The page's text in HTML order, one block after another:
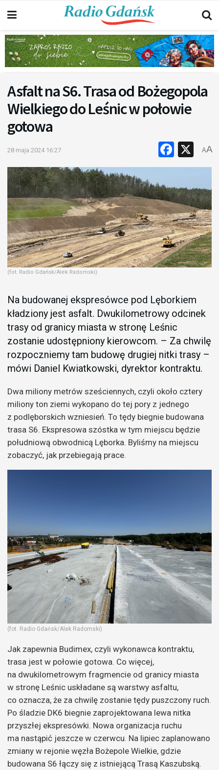
Asfalt na S6. Trasa od Bożegopola
Wielkiego do Leśnic w połowie
gotowa
28 maja 2024 16:27 X
AA
(fot. Radio Gdańsk/Alek Radomski)
Na budowanej ekspresówce pod Lęborkiem
kładziony jest asfalt. Dwukilometrowy odcinek
trasy od granicy miasta w stronę Leśnic
zostanie udostępniony kierowcom. – Za chwilę
rozpoczniemy tam budowę drugiej nitki trasy –
mówi Daniel Kwiatkowski, dyrektor kontraktu.
Dwa miliony metrów sześciennych, czyli około cztery
miliony ton ziemi wykopano do tej pory z jednego
z podlęborskich wzniesień. To tędy biegnie budowana
trasa S6. Ekspresowa szóstka w tym miejscu będzie
południową obwodnicą Lęborka. Byliśmy na miejscu
zobaczyć, jak przebiegają prace.
(fot. Radio Gdańsk/Alek Radomski)
Jak zapewnia Budimex, czyli wykonawca kontraktu,
trasa jest w połowie gotowa. Co więcej,
na dwukilometrowym fragmencie od granicy miasta
w stronę Leśnic uskładane są warstwy asfaltu,
co oznacza, że za chwilę zostanie tędy puszczony ruch.
Po śladzie DK6 biegnie zaprojektowana lewa nitka
przyszłej ekspresówki. Nowa organizacja ruchu
ma nastąpić jeszcze w czerwcu. Na lipiec zaplanowano
zmiany w rejonie węzła Bożepole Wielkie, gdzie
budowana S6 łączy się z istniejącą Trasą Kaszubską.